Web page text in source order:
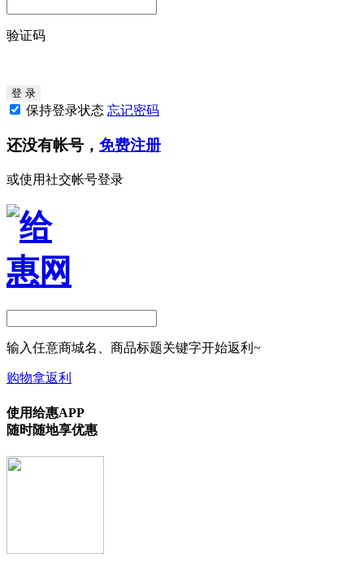
验证码
保持登录状态 忘记密码
还没有帐号， 免费注册
或使用社交帐号登录
输入任意商城名、商品标题关键字开始返利~
购物拿返利
使用给惠APP
随时随地享优惠